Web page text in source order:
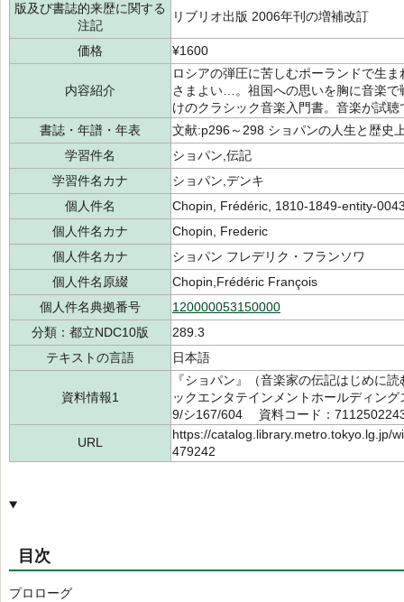
版及び書誌的来歴に関する
注記
リブリオ出版 2006年刊の増補改訂
価格 ¥1600
内容紹介
ロシアの弾圧に苦しむポーランドで生
さまよい…。祖国への思いを胸に音楽
けのクラシック音楽入門書。音楽が試
書誌・年譜・年表
文献:p296～298 ショパンの人生と歴史
学習件名
ショパン,伝記
学習件名カナ
ショパン,デンキ
個人件名
Chopin, Frédéric, 1810-1849-entity-
個人件名カナ
Chopin, Frederic
個人件名カナ
ショパン フレデリク・フランソワ
個人件名原綴
Chopin,Frédéric François
個人件名典拠番号
120000053150000
分類：都立NDC10版
289.3
テキストの言語
日本語
資料情報1
『ショパン』（音楽家の伝記はじめ
ックエンタテインメントホールディ
9/シ167/604 資料コード：
URL
https://catalog.library.metro.tokyo.lg.jp/
479242
目次
プロローグ